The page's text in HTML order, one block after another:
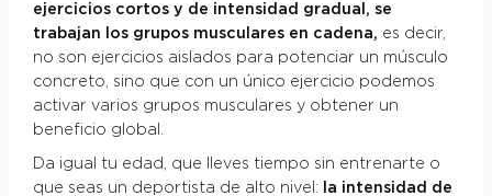
ejercicios cortos y de intensidad gradual, se
trabajan los grupos musculares en cadena, es decir,
no son ejercicios aislados para potenciar un músculo
concreto, sino que con un único ejercicio podemos
activar varios grupos musculares y obtener un
beneficio global.
Da igual tu edad, que lleves tiempo sin entrenarte o
que seas un deportista de alto nivel:
la intensidad de